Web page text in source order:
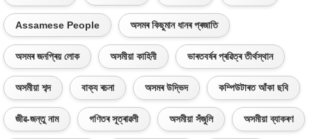
Assamese People অসমৰ কিছুমান ধানৰ প্ৰজাতি
অসমৰ জনপ্ৰিয় লোক অসমীয়া কাহিনী ভাৰতবৰ্ষৰ প্ৰৱিত্ৰ তীৰ্থস্থান
অসমীয়া শব্দ বাক্য ৰচনা অসমৰ উদ্ভিদ কম্পিউটাৰত আঁকা ছবি
জীৱ-জন্তু নাম গণিতৰ সূত্ৰাৱলী অসমীয়া সঁজুলি অসমীয়া ব্যাকৰণ